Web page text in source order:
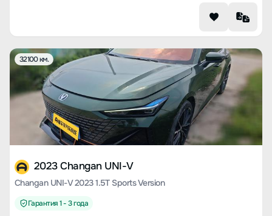
32100 км.
2023 Changan UNI-V
Changan UNI-V 2023 1.5T Sports Version
Гарантия 1 - 3 года